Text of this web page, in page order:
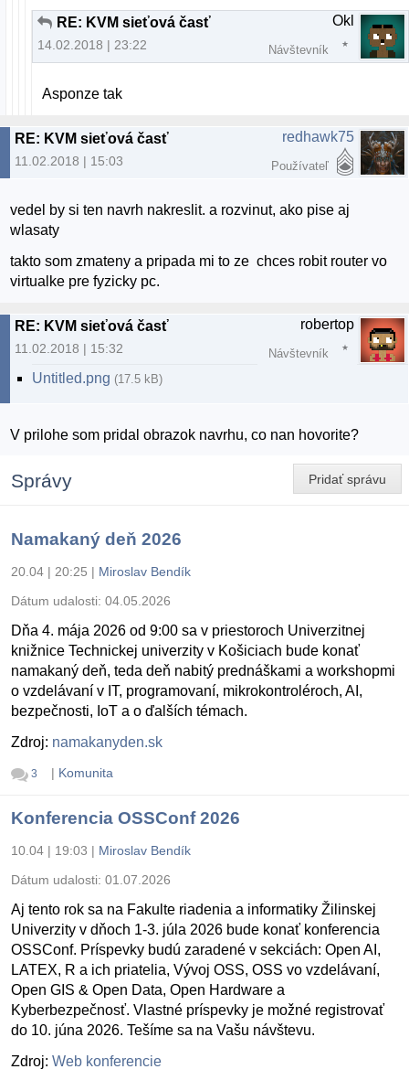
RE: KVM sieťová časť
14.02.2018 | 23:22
Okl
Návštevník
Asponze tak
RE: KVM sieťová časť
11.02.2018 | 15:03
redhawk75
Používateľ
vedel by si ten navrh nakreslit. a rozvinut, ako pise aj
wlasaty
takto som zmateny a pripada mi to ze chces robit router vo
virtualke pre fyzicky pc.
RE: KVM sieťová časť
11.02.2018 | 15:32
robertop
Návštevník
Untitled.png (17.5 kB)
V prilohe som pridal obrazok navrhu, co nan hovorite?
Pridať správu
Správy
Namakaný deň 2026
20.04 | 20:25 | Miroslav Bendík
Dátum udalosti: 04.05.2026
Dňa 4. mája 2026 od 9:00 sa v priestoroch Univerzitnej
knižnice Technickej univerzity v Košiciach bude konať
namakaný deň, teda deň nabitý prednáškami a workshopmi
o vzdelávaní v IT, programovaní, mikrokontroléroch, AI,
bezpečnosti, IoT a o ďalších témach.
Zdroj: namakanyden.sk
3 | Komunita
Konferencia OSSConf 2026
10.04 | 19:03 | Miroslav Bendík
Dátum udalosti: 01.07.2026
Aj tento rok sa na Fakulte riadenia a informatiky Žilinskej
Univerzity v dňoch 1-3. júla 2026 bude konať konferencia
OSSConf. Príspevky budú zaradené v sekciách: Open AI,
LATEX, R a ich priatelia, Vývoj OSS, OSS vo vzdelávaní,
Open GIS & Open Data, Open Hardware a
Kyberbezpečnosť. Vlastné príspevky je možné registrovať
do 10. júna 2026. Tešíme sa na Vašu návštevu.
Zdroj: Web konferencie